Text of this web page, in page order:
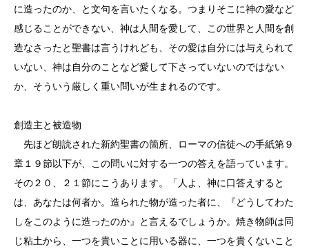
に造ったのか、と文句を言いたくなる。つまりそこに神の愛など
感じることができない、神は人間を愛して、この世界と人間を創
造なさったと聖書は言うけれども、その愛は自分には与えられて
いない、神は自分のことなど愛して下さっていないのではない
か、そういう厳しく重い問いが生まれるのです。
創造主と被造物
先ほど朗読された新約聖書の箇所、ローマの信徒への手紙第９
章１９節以下が、この問いに対する一つの答えを語っています。
その２０、２１節にこうあります。「人よ、神に口答えすると
は、あなたは何者か。造られた物が造った者に、『どうしてわた
しをこのように造ったのか』と言えるでしょうか。焼き物師は同
じ粘土から、一つを貴いことに用いる器に、一つを貴くないこと